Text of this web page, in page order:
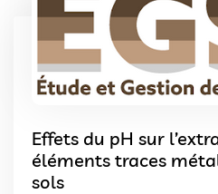
Effets du pH sur
éléments traces
sols